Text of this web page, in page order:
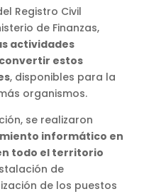
Registro Civil
de Finanzas,
actividades
convertir estos
, disponibles para la
organismos.
se realizaron
informático en
todo el territorio
de
de los puestos